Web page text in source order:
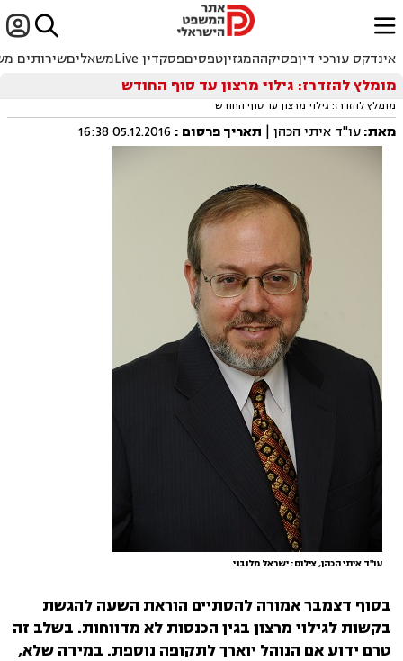

ﱐ
אינדקס עורכי דיןפסיקההמגזיןטפסיםפסקדין Live משאליםשירותים
מומלץ להזדרז: גילוי מרצון עד סוף החודש
מומלץ להזדרז: גילוי מרצון עד סוף החודש
מאת:עו"ד איתי הכהן | תאריך פרסום :
05.12.2016 16:38
עו"ד איתי הכהן, צילום: ישראל מלובני
בסוף דצמבר אמורה להסתיים הוראת השעה להגשת
בקשות לגילוי מרצון בגין הכנסות לא מדווחות. בשלב זה
טרם ידוע אם הנוהל יוארך לתקופה נוספת. במידה שלא,